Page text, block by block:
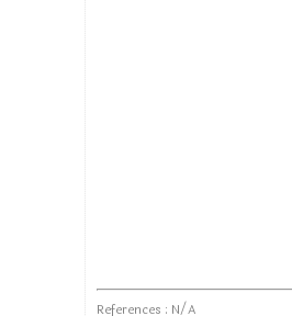
References : N/A